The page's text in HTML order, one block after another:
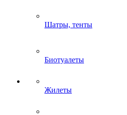
Шатры, тенты
Биотуалеты
Жилеты